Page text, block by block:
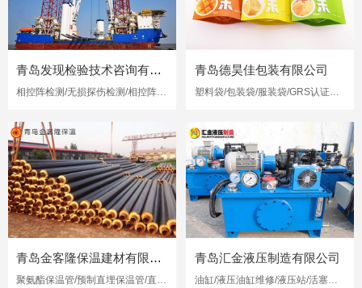
青岛发现检验技术咨询有限公司
相控阵检测/无损探伤检测/相控阵超声检测
青岛德昊佳包装有限公司
塑料袋/包装袋/服装袋/GRS认证再生塑料袋
青岛金客隆保温建材有限公司
聚氨酯保温管/预制直埋保温管/直埋保温管
青岛汇金液压制造有限公司
油缸/液压油缸维修/液压站/活塞杆修复